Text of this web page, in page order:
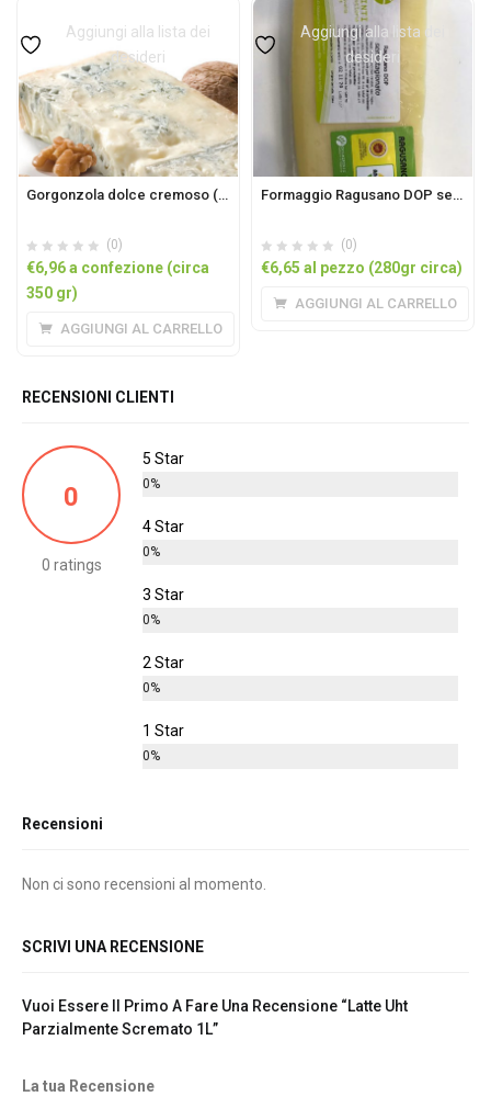
Aggiungi alla lista dei
desideri
Gorgonzola dolce cremoso (circa 0,35kg)
(0)
€6,96a confezione (circa
350 gr)
AGGIUNGI AL CARRELLO
Aggiungi alla lista dei
desideri
Formaggio Ragusano DOP semistagionato 280gr circa
(0)
€6,65 al pezzo (280gr circa)
AGGIUNGI AL CARRELLO
RECENSIONI CLIENTI
0
0 ratings
5 Star
0%
4 Star
0%
3 Star
0%
2 Star
0%
1 Star
0%
Recensioni
Non ci sono recensioni al momento.
SCRIVI UNA RECENSIONE
Vuoi Essere Il Primo A Fare Una Recensione “Latte Uht
Parzialmente Scremato 1L”
La tua Recensione